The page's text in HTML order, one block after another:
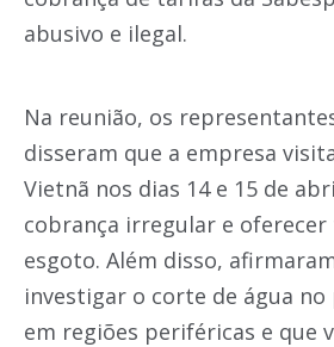
abusivo e ilegal.
Na reunião, os
disseram que a empresa
Vietnã nos dias 14 e 15 de
cobrança irregular e
esgoto. Além disso,
investigar o corte de água
em regiões periféricas e que